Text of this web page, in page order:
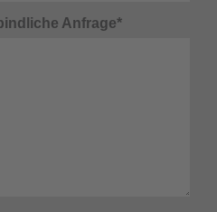
Anfrage*